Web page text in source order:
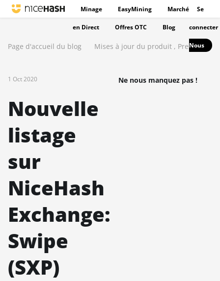
Minage EasyMining Marché
en Direct Offres OTC Blog
Se
connecter
Nous
Page d'accueil du blog Mises à jour du produit , Presse
1 Oct 2020
Nouvelle
listage
sur
NiceHash
Exchange:
Swipe
(SXP)
Ne nous manquez pas !